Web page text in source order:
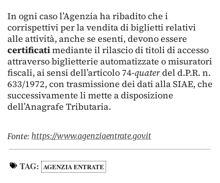
In ogni caso l’Agenzia ha ribadito che i
corrispettivi per la vendita di biglietti relativi
alle attività, anche se esenti, devono essere
certificatimediante il rilascio di titoli di accesso
attraverso biglietterie automatizzate o misuratori
fiscali, ai sensi dell’articolo 74-quaterdel d.P.R. n.
633/1972, con trasmissione dei dati alla SIAE, che
successivamente li mette a disposizione
dell’Anagrafe Tributaria.
Fonte: https://www.agenziaentrate.gov.it
TAG: AGENZIA ENTRATE